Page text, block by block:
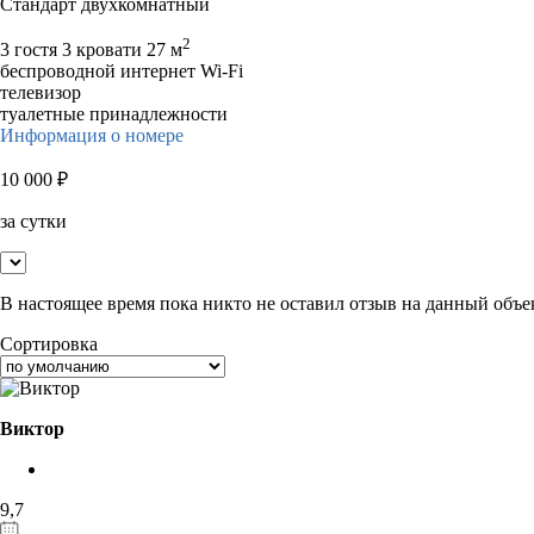
3 гостя 3 кровати 27 м2
беспроводной интернет Wi-Fi
телевизор
туалетные принадлежности
Информация о номере
10 000 ₽
за сутки
В настоящее время пока никто не оставил отзыв на данный
Сортировка
Виктор
9,7